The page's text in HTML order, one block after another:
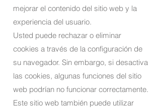
mejorar el contenido del sitio web y la
experiencia del usuario.
Usted puede rechazar o eliminar
cookies a través de la configuración de
su navegador. Sin embargo, si desactiva
las cookies, algunas funciones del sitio
web podrían no funcionar correctamente.
Este sitio web también puede utilizar